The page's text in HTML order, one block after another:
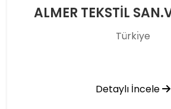
Türkı̇ye
Detaylı İncele